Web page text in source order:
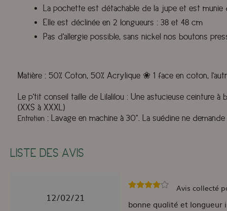
La pochette est détachable de la jupe et est
Elle est déclinée en 2 longueurs : 38 et 48 cm
Pas d'allergie possible, sans nickel nos boutons
Matière : 50% Coton, 50% Acrylique ❀ 1 face en coton,
Le p'tit conseil taille de Lilalilou : Une astucieuse ceinture à
(XXS à XXXL)
Entretien : Lavage en machine à 30°. La suédine ne
LISTE DES AVIS
12/02/21
Avis collecté
bonne qualité et longueur